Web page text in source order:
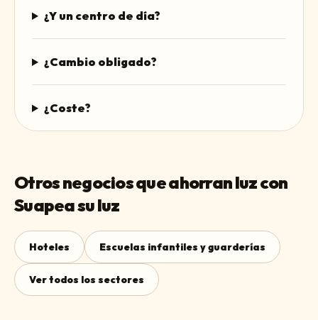
¿Y un centro de día?
¿Cambio obligado?
¿Coste?
Otros negocios que ahorran luz con
Suapea su luz
Hoteles Escuelas infantiles y guarderías
Ver todos los sectores